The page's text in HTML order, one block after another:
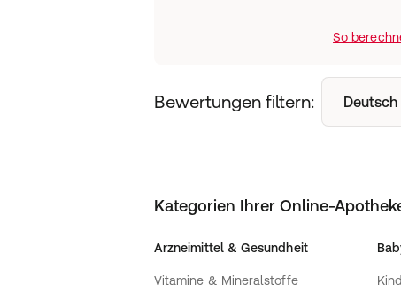
So
Bewertungen filtern: Deutsch
Kategorien Ihrer Online-
Arzneimittel & Gesundheit
Vitamine & Mineralstoffe